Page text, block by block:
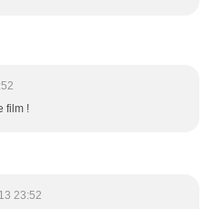
film !
23:52